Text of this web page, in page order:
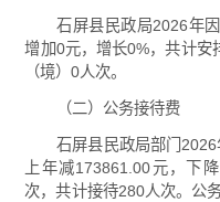
石屏县民政局2026年
增加0元，增长0%，共计安
（境）0人次。
（二）公务接待费
石屏县民政局部门
上年减173861.00元，下
次，共计接待280人次。公